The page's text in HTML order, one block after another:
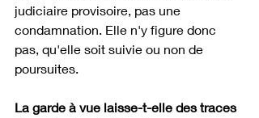
judiciaire provisoire, pas une
condamnation. Elle n'y figure donc
pas, qu'elle soit suivie ou non de
poursuites.
La garde à vue laisse-t-elle des traces